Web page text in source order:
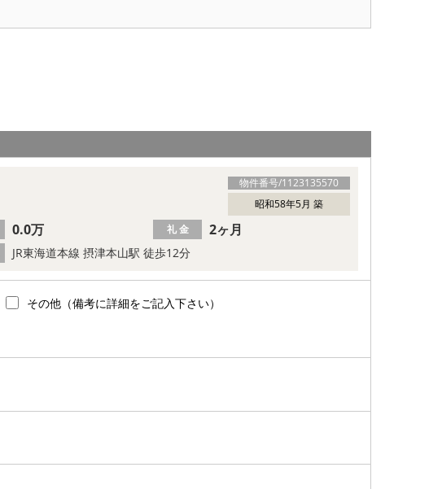
物件番号/1123135570
昭和58年5月 築
JR東海道本線 摂津本山駅 徒歩12分
0.0万 礼 金 2ヶ月
その他（備考に詳細をご記入下さい）